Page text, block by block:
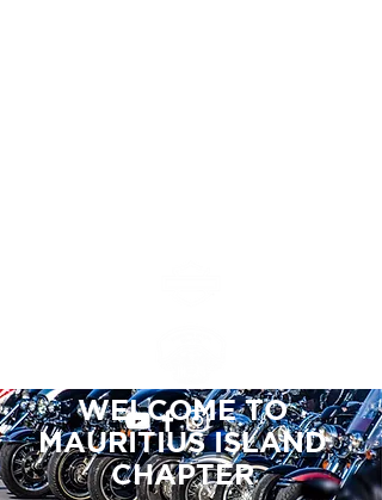
WELCOME TO
MAURITIUS ISLAND
CHAPTER